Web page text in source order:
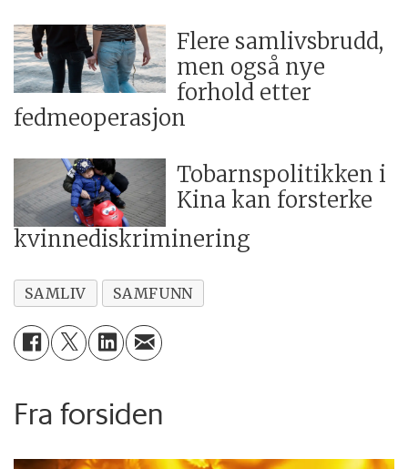
Flere samlivsbrudd,
men også nye
forhold etter
fedmeoperasjon
Tobarnspolitikken i
Kina kan forsterke
kvinnediskriminering
SAMLIV SAMFUNN
Fra forsiden